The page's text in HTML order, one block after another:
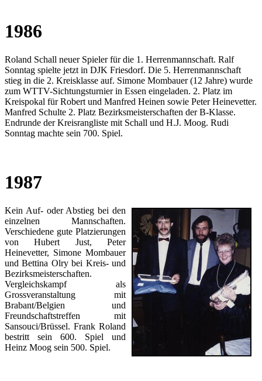
1986
Roland Schall neuer Spieler für die 1. Herrenmannschaft. Ralf
Sonntag spielte jetzt in DJK Friesdorf. Die 5. Herrenmannschaft
stieg in die 2. Kreisklasse auf. Simone Mombauer (12 Jahre) wurde
zum WTTV-Sichtungsturnier in Essen eingeladen. 2. Platz im
Kreispokal für Robert und Manfred Heinen sowie Peter Heinevetter.
Manfred Schulte 2. Platz Bezirksmeisterschaften der B-Klasse.
Endrunde der Kreisrangliste mit Schall und H.J. Moog. Rudi
Sonntag machte sein 700. Spiel.
1987
Kein Auf- oder Abstieg bei den
einzelnen Mannschaften.
Verschiedene gute Platzierungen
von Hubert Just, Peter
Heinevetter, Simone Mombauer
und Bettina Olry bei Kreis- und
Bezirksmeisterschaften.
Vergleichskampf als
Grossveranstaltung mit
Brabant/Belgien und
Freundschaftstreffen mit
Sansouci/Brüssel. Frank Roland
bestritt sein 600. Spiel und
Heinz Moog sein 500. Spiel.